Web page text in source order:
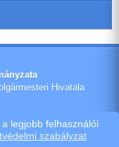
legjobb felhasználói
szabályzat
Hivatala